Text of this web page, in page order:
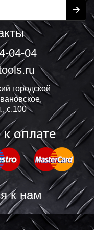
конструкцию.
04-04
городской
с.100
оплате
к нам